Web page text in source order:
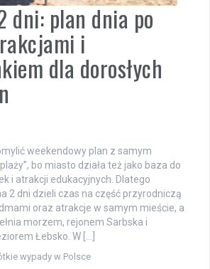
dni: plan dnia po
i
dla dorosłych
weekendowy plan z samym
bo miasto działa też jako baza do
i atrakcji edukacyjnych. Dlatego
2 dni dzieli czas na część przyrodniczą
oraz atrakcje w samym mieście, a
morzem, rejonem Sarbska i
Łebsko. W […]
wypady w Polsce